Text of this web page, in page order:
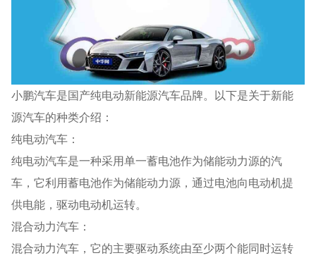
小鹏汽车是国产纯电动新能源汽车品牌。以下是关于新能
源汽车的种类介绍：
纯电动汽车：
纯电动汽车是一种采用单一蓄电池作为储能动力源的汽
车，它利用蓄电池作为储能动力源，通过电池向电动机提
供电能，驱动电动机运转。
混合动力汽车：
混合动力汽车，它的主要驱动系统由至少两个能同时运转